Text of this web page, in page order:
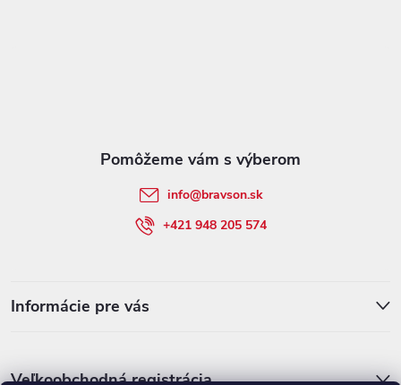
info@bravson.sk
+421 948 205 574
Informácie pre vás
Veľkoobchodná registrácia